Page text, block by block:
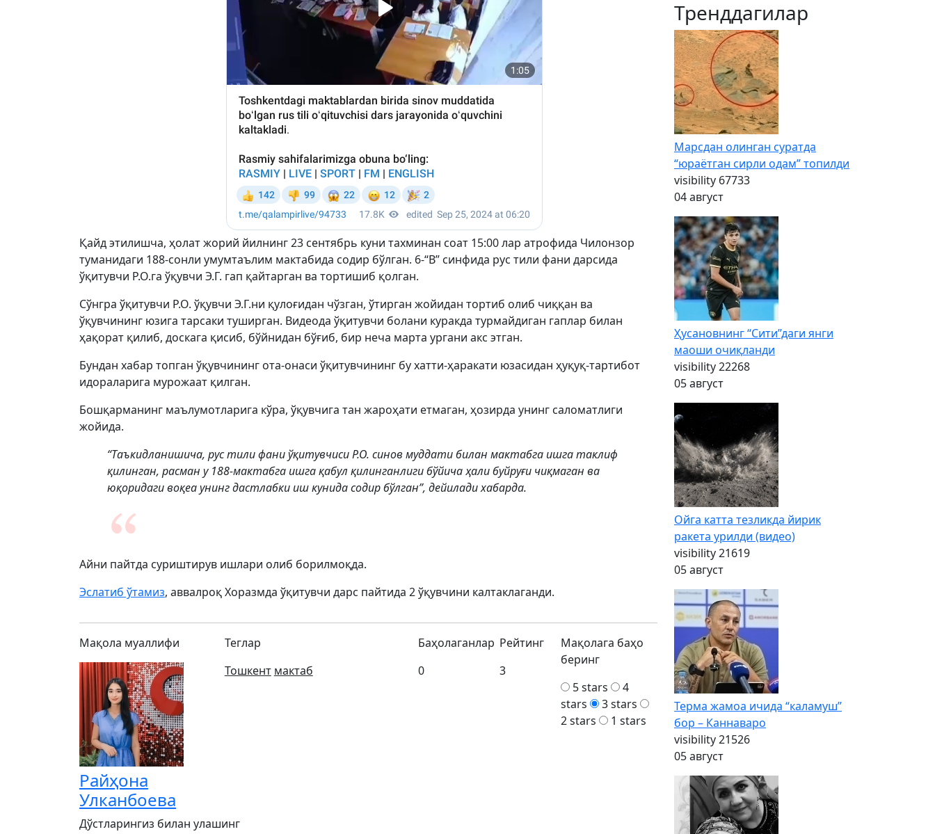
Қайд этилишча, ҳолат жорий йилнинг 23 сентябрь куни тахминан соат 15:00 лар атрофида Чилонзор
туманидаги 188-сонли умумтаълим мактабида содир бўлган. 6-“В” синфида рус тили фани дарсида
ўқитувчи Р.О.га ўқувчи Э.Г. гап қайтарган ва тортишиб қолган.
Сўнгра ўқитувчи Р.О. ўқувчи Э.Г.ни қулоғидан чўзган, ўтирган жойидан тортиб олиб чиққан ва
ўқувчининг юзига тарсаки туширган. Видеода ўқитувчи болани куракда турмайдиган гаплар билан
ҳақорат қилиб, доскага қисиб, бўйнидан бўғиб, бир неча марта ургани акс этган.
Бундан хабар топган ўқувчининг ота-онаси ўқитувчининг бу хатти-ҳаракати юзасидан ҳуқуқ-тартибот
идораларига мурожаат қилган.
Бошқарманинг маълумотларига кўра, ўқувчига тан жароҳати етмаган, ҳозирда унинг саломатлиги
жойида.
“Таъкидланишича, рус тили фани ўқитувчиси Р.О. синов муддати билан мактабга ишга таклиф
қилинган, расман у 188-мактабга ишга қабул қилинганлиги бўйича ҳали буйруғи чиқмаган ва
юқоридаги воқеа унинг дастлабки иш кунида содир бўлган”, дейилади хабарда.
Айни пайтда суриштирув ишлари олиб борилмоқда.
Эслатиб ўтамиз, аввалроқ Хоразмда ўқитувчи дарс пайтида 2 ўқувчини калтаклаганди.
Мақола муаллифи
Райҳона
Улканбоева
Теглар
Тошкент мактаб
Баҳолаганлар
0
Рейтинг
3
Мақолага баҳо
беринг
5 stars
4
stars
3 stars
2 stars
1 stars
Дўстларингиз билан улашинг
Тренддагилар
Марсдан олинган суратда
“юраётган сирли одам” топилди
visibility 67733
04 август
Ҳусановнинг “Сити”даги янги
маоши очиқланди
visibility22268
05 август
Ойга катта тезликда йирик
ракета урилди (видео)
visibility21619
05 август
Терма жамоа ичида “каламуш”
бор – Каннаваро
visibility21526
05 август